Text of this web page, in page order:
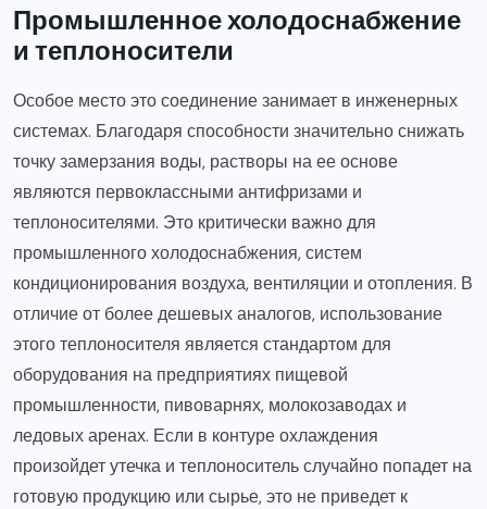
Промышленное холодоснабжение
и теплоносители
Особое место это соединение занимает в инженерных
системах. Благодаря способности значительно снижать
точку замерзания воды, растворы на ее основе
являются первоклассными антифризами и
теплоносителями. Это критически важно для
промышленного холодоснабжения, систем
кондиционирования воздуха, вентиляции и отопления. В
отличие от более дешевых аналогов, использование
этого теплоносителя является стандартом для
оборудования на предприятиях пищевой
промышленности, пивоварнях, молокозаводах и
ледовых аренах. Если в контуре охлаждения
произойдет утечка и теплоноситель случайно попадет на
готовую продукцию или сырье, это не приведет к